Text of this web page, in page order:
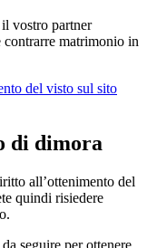
vostro partner
contrarre matrimonio in
del visto sul sito
di dimora
all’ottenimento del
quindi risiedere
seguire per ottenere